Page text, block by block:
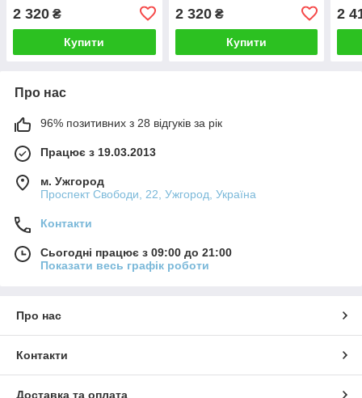
2 320 ₴
Купити
2 320₴
Купити
2
Про нас
96% позитивних з 28 відгуків за рік
Працює з 19.03.2013
м. Ужгород
Проспект Свободи, 22, Ужгород, Україна
Контакти
Сьогодні працює з 09:00 до 21:00
Показати весь графік роботи
Про нас
Контакти
Доставка та оплата